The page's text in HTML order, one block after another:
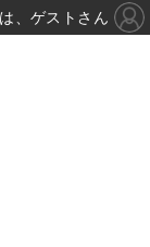
、ゲストさん